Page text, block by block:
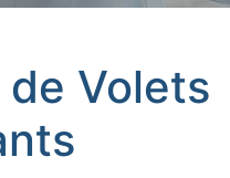
Volets